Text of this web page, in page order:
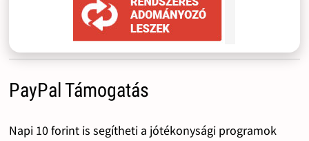
PayPal Támogatás
Napi 10 forint is segítheti a jótékonysági programok